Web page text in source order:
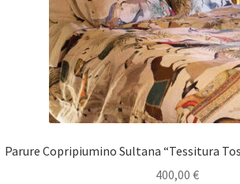
Parure Copripiumino Sultana “Tessitura
400,00 €